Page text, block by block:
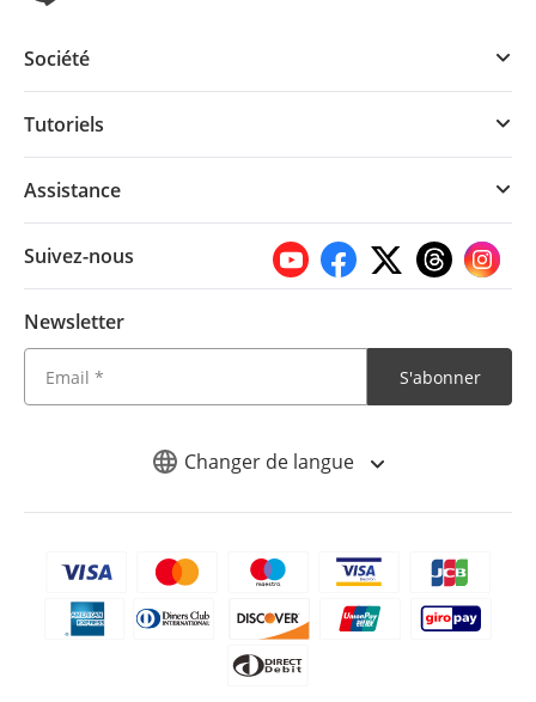
Changer de langue
Société
Tutoriels
Assistance
Suivez-nous
Newsletter
S'abonner